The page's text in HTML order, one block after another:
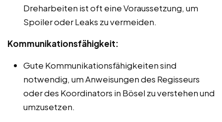
Dreharbeiten ist oft eine Voraussetzung, um
Spoiler oder Leaks zu vermeiden.
Kommunikationsfähigkeit:
Gute Kommunikationsfähigkeiten sind
notwendig, um Anweisungen des Regisseurs
oder des Koordinators in Bösel zu verstehen und
umzusetzen.